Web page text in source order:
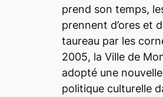
prend son temps,
prennent d’ores et
taureau par les
2005, la Ville de
adopté une nouvelle
politique culturelle